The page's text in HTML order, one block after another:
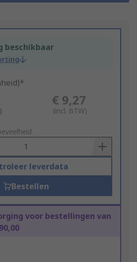
beschikbaar
€ 9,27
(incl. BTW)
leverdata
Bestellen
voor bestellingen van